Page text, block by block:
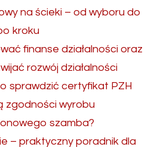
na ścieki – od wyboru do
kroku
finanse działalności oraz
rozwój działalności
sprawdzić certyfikat PZH
zgodności wyrobu
szamba?
– praktyczny poradnik dla